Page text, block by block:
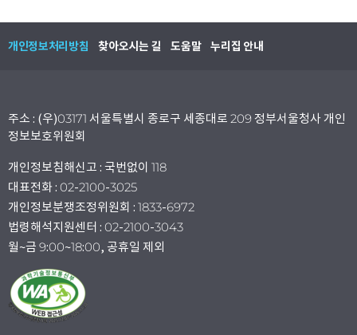
개인정보처리방침 찾아오시는 길 도움말 누리집 안내
주소 : (우)03171 서울특별시 종로구 세종대로 209 정부서울청사 개인
정보보호위원회
개인정보침해신고 : 국번없이 118
대표전화 : 02-2100-3025
개인정보분쟁조정위원회 : 1833-6972
법령해석지원센터 : 02-2100-3043
월~금 9:00~18:00, 공휴일 제외